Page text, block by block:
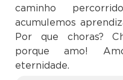
caminho
acumulemos
Por que choras?
porque amo!